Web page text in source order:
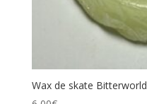
Wax de skate Bitterworld